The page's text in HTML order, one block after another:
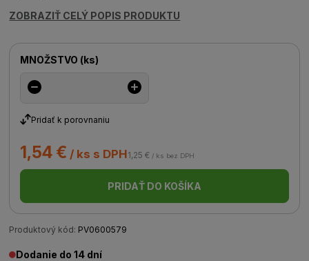
ZOBRAZIŤ CELÝ POPIS PRODUKTU
MNOŽSTVO (ks)
Pridať k porovnaniu
1,54 € / ks s DPH1,25 € / ks bez DPH
PRIDAŤ DO KOŠÍKA
Produktový kód: PV0600579
Dodanie do 14 dní